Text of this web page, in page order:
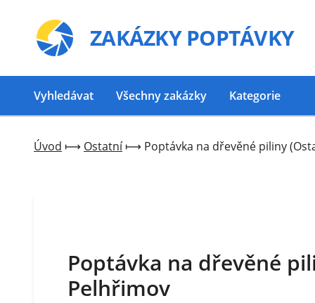
ZAKÁZKY POPTÁVKY
Vyhledávat Všechny zakázky Kategorie
Úvod ⟼ Ostatní⟼ Poptávka na dřevěné piliny
Poptávka na dřevěné
Pelhřimov